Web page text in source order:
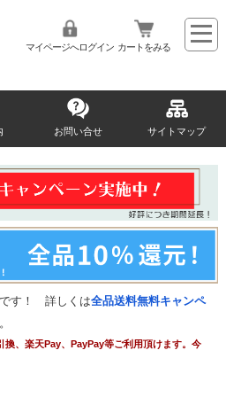
マイページへログイン カートをみる
お問い合せ サイトマップ
す！ 詳しくは全品送料無料キャンペ
換、楽天Pay、PayPay等ご利用頂けます。今